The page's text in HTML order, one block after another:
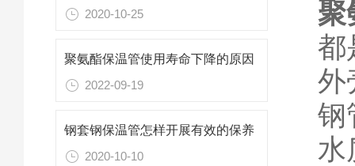
2020-10-25
聚氨酯保温管使用寿命下降的原因
2022-09-19
钢套钢保温管怎样开展有效的保养
2020-10-10
聚
都
外
钢
水